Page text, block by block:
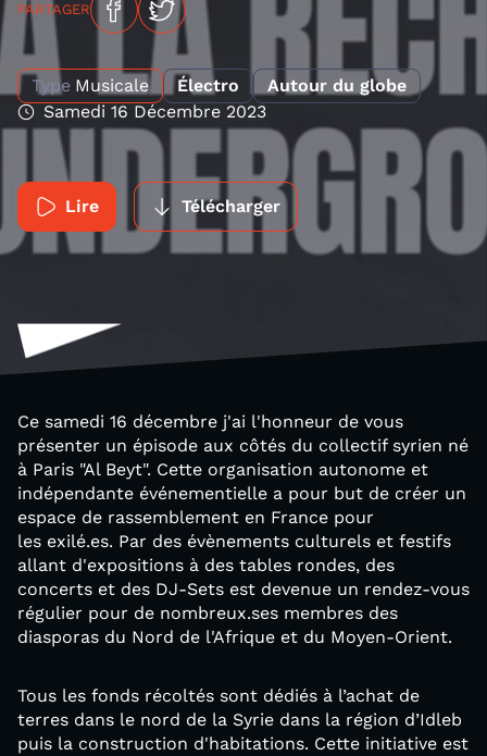
PARTAGER
Type Musicale Électro
Autour du globe
Samedi 16 Décembre 2023
Lire Télécharger
Ce samedi 16 décembre j'ai l'honneur de vous
présenter un épisode aux côtés du collectif syrien né
à Paris "Al Beyt". Cette organisation autonome et
indépendante événementielle a pour but de créer un
espace de rassemblement en France pour
les exilé.es. Par des évènements culturels et festifs
allant d'expositions à des tables rondes, des
concerts et des DJ-Sets est devenue un rendez-vous
régulier pour de nombreux.ses membres des
diasporas du Nord de l'Afrique et du Moyen-Orient.
Tous les fonds récoltés sont dédiés à l’achat de
terres dans le nord de la Syrie dans la région d’Idleb
puis la construction d'habitations. Cette initiative est